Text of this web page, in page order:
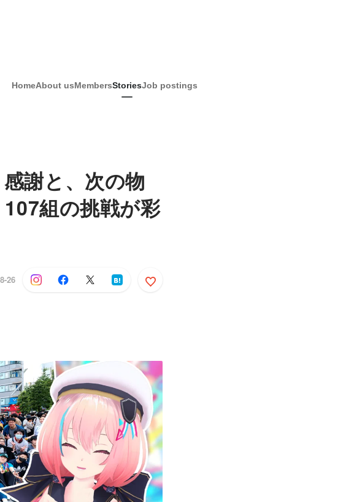
HomeAbout usMembersStoriesJob postings
謝と、次の物
組の挑戦が彩
26